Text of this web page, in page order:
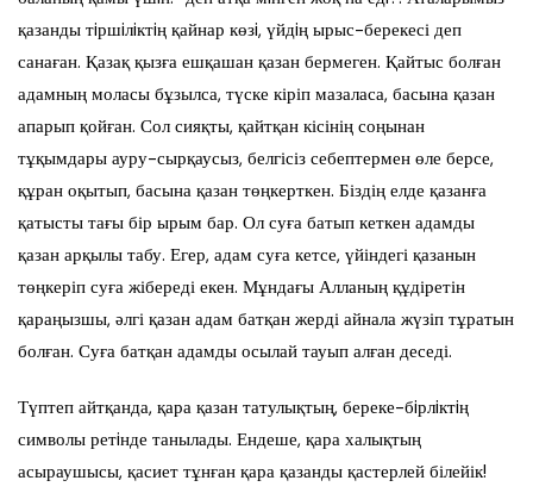
қазанды тiршiлiктiң қайнар көзi, үйдiң ырыс-берекесі деп
санаған. Қазақ қызға ешқашан қазан бермеген. Қайтыс болған
адамның моласы бұзылса, түске кіріп мазаласа, басына қазан
апарып қойған. Сол сияқты, қайтқан кісінің соңынан
тұқымдары ауру-сырқаусыз, белгісіз себептермен өле берсе,
құран оқытып, басына қазан төңкерткен. Біздің елде қазанға
қатысты тағы бір ырым бар. Ол суға батып кеткен адамды
қазан арқылы табу. Егер, адам суға кетсе, үйіндегі қазанын
төңкеріп суға жібереді екен. Мұндағы Алланың құдіретін
қараңызшы, әлгі қазан адам батқан жерді айнала жүзіп тұратын
болған. Суға батқан адамды осылай тауып алған деседі.
Түптеп айтқанда, қара қазан татулықтың, береке-бiрлiктiң
символы ретiнде танылады. Ендеше, қара халықтың
асыраушысы, қасиет тұнған қара қазанды қастерлей білейік!